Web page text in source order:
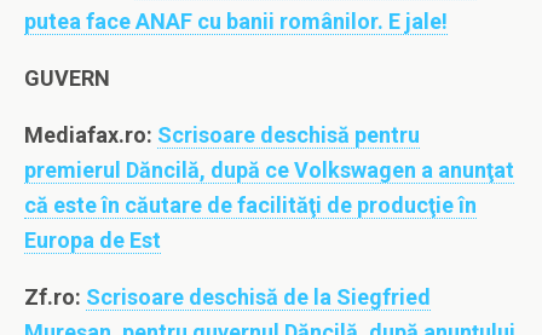
putea face ANAF cu banii românilor. E jale!
GUVERN
Mediafax.ro: Scrisoare deschisă pentru
premierul Dăncilă, după ce Volkswagen a anunţat
că este în căutare de facilităţi de producţie în
Europa de Est
Zf.ro: Scrisoare deschisă de la Siegfried